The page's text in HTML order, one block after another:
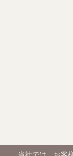
当社では、お客